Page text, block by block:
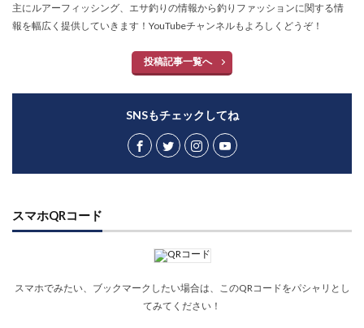
主にルアーフィッシング、エサ釣りの情報から釣りファッションに関する情
報を幅広く提供していきます！YouTubeチャンネルもよろしくどうぞ！
投稿記事一覧へ
SNSもチェックしてね
スマホQRコード
スマホでみたい、ブックマークしたい場合は、このQRコードをパシャリとし
てみてください！